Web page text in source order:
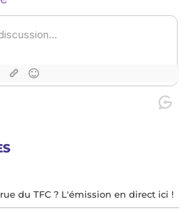
du TFC ? L'émission en direct ici !